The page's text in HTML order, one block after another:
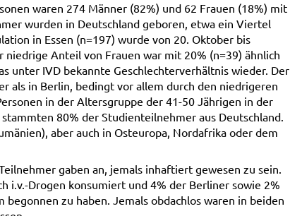
waren 274 Männer (82%) und 62 Frauen (18%) mit
wurden in Deutschland geboren, etwa ein Viertel
in Essen (n=197) wurde von 20. Oktober bis
Anteil von Frauen war mit 20% (n=39) ähnlich
unter IVD bekannte Geschlechterverhältnis wieder. Der
als in Berlin, bedingt vor allem durch den niedrigeren
in der Altersgruppe der 41-50 Jährigen in der
80% der Studienteilnehmer aus Deutschland.
aber auch in Osteuropa, Nordafrika oder dem
gaben an, jemals inhaftiert gewesen zu sein.
i.v.-Drogen konsumiert und 4% der Berliner sowie 2%
zu haben. Jemals obdachlos waren in beiden